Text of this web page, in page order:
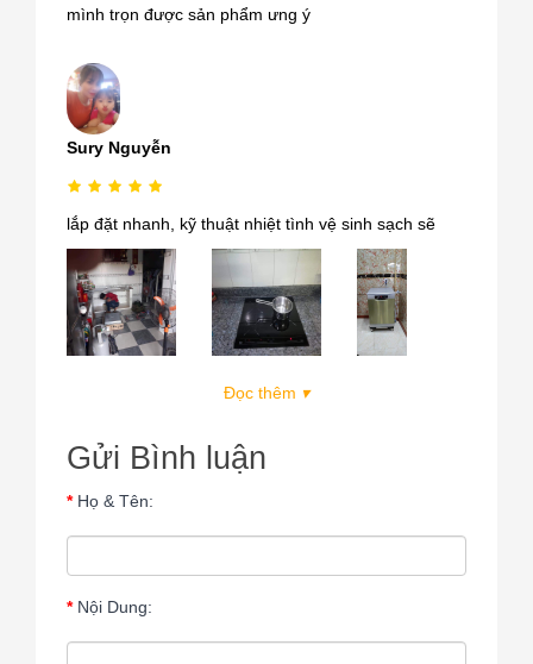
mình trọn được sản phẩm ưng ý
Sury Nguyễn
lắp đặt nhanh, kỹ thuật nhiệt tình vệ sinh sạch sẽ
Đọc thêm ▾
Gửi Bình luận
Họ & Tên:
Nội Dung: